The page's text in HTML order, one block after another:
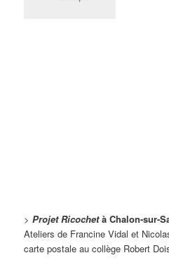
>Projet Ricochetà Chalon-sur-
Ateliers de Francine Vidal et
carte postale au collège Robert